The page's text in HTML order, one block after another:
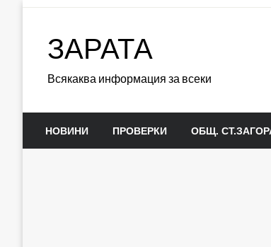
ЗАРАТА
Всякаква информация за всеки
НОВИНИ ПРОВЕРКИ ОБЩ.